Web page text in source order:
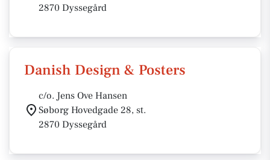
2870 Dyssegård
Danish Design & Posters
c/o. Jens Ove Hansen
Søborg Hovedgade 28, st.
2870 Dyssegård